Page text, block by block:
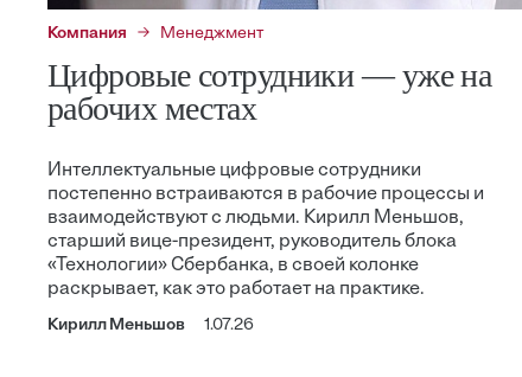
Компания Менеджмент
Цифровые сотрудники — уже на
рабочих местах
Интеллектуальные цифровые сотрудники
постепенно встраиваются в рабочие процессы и
взаимодействуют с людьми. Кирилл Меньшов,
старший вице-президент, руководитель блока
«Технологии» Сбербанка, в своей колонке
раскрывает, как это работает на практике.
Кирилл Меньшов 1.07.26